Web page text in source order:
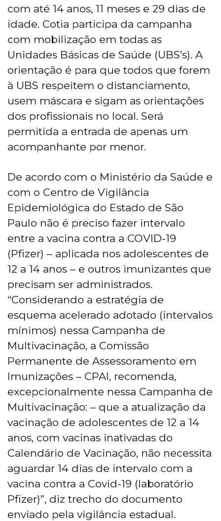
com até 14 anos, 11 meses e 29 dias de
idade. Cotia participa da campanha
com mobilização em todas as
Unidades Básicas de Saúde (UBS’s). A
orientação é para que todos que forem
à UBS respeitem o distanciamento,
usem máscara e sigam as orientações
dos profissionais no local. Será
permitida a entrada de apenas um
acompanhante por menor.
De acordo com o Ministério da Saúde e
com o Centro de Vigilância
Epidemiológica do Estado de São
Paulo não é preciso fazer intervalo
entre a vacina contra a COVID-19
(Pfizer) – aplicada nos adolescentes de
12 a 14 anos – e outros imunizantes que
precisam ser administrados.
“Considerando a estratégia de
esquema acelerado adotado (intervalos
mínimos) nessa Campanha de
Multivacinação, a Comissão
Permanente de Assessoramento em
Imunizações – CPAI, recomenda,
excepcionalmente nessa Campanha de
Multivacinação: – que a atualização da
vacinação de adolescentes de 12 a 14
anos, com vacinas inativadas do
Calendário de Vacinação, não necessita
aguardar 14 dias de intervalo com a
vacina contra a Covid-19 (laboratório
Pfizer)”, diz trecho do documento
enviado pela vigilância estadual.